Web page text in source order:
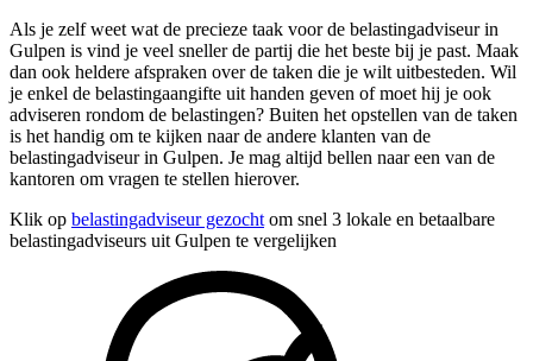
Als je zelf weet wat de precieze taak voor de belastingadviseur in
Gulpen is vind je veel sneller de partij die het beste bij je past. Maak
dan ook heldere afspraken over de taken die je wilt uitbesteden. Wil
je enkel de belastingaangifte uit handen geven of moet hij je ook
adviseren rondom de belastingen? Buiten het opstellen van de taken
is het handig om te kijken naar de andere klanten van de
belastingadviseur in Gulpen. Je mag altijd bellen naar een van de
kantoren om vragen te stellen hierover.
Klik op belastingadviseur gezocht om snel 3 lokale en betaalbare
belastingadviseurs uit Gulpen te vergelijken